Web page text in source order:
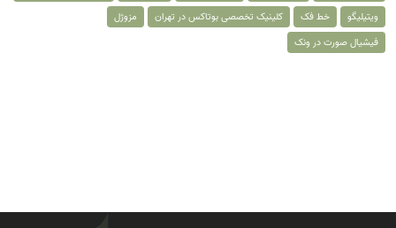
ویتیلیگو
خط فک کلینیک تخصصی بوتاکس در تهران
مزوژل
فیشیال صورت در ونک